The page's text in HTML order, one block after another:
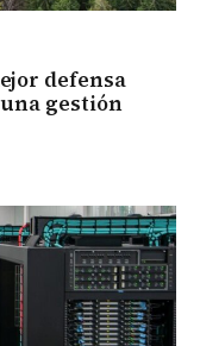
defensa
gestión